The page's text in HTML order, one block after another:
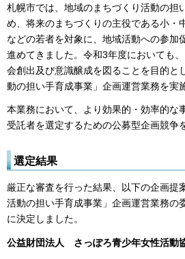
札幌市では、地域のまちづくり活動の担
め、将来のまちづくりの主役である小・
などの若者を対象に、地域活動への参加
進めてきました。令和3年度においても
会創出及び意識醸成を図ることを目的と
動の担い手育成事業」企画運営業務を実
本業務において、より効果的・効率的な
受託者を選定するための公募型企画競争
選定結果
厳正な審査を行った結果、以下の企画提
活動の担い手育成事業」企画運営業務の
に決定しました。
公益財団法人 さっぽろ青少年女性活動